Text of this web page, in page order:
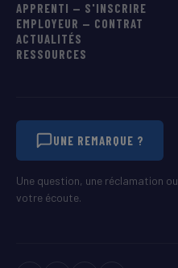
APPRENTI — S'INSCRIRE
EMPLOYEUR — CONTRAT
ACTUALITÉS
RESSOURCES
UNE REMARQUE ?
Une question, une réclamation
votre écoute.